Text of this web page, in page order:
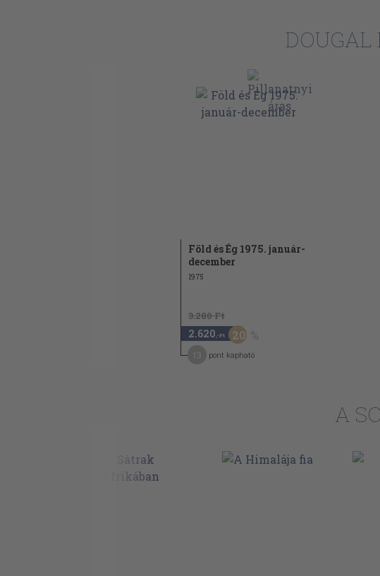
DOUGAL
Föld és Ég 1975. január-
december
1975
3.280 Ft
2.620 ,-Ft 20
pont kapható
A